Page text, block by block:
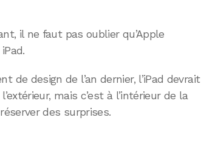
il ne faut pas oublier qu’Apple
de design de l’an dernier, l’iPad devrait
mais c’est à l’intérieur de la
des surprises.